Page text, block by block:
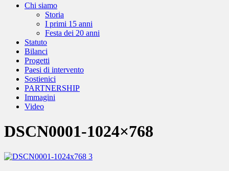
Menu
Chi siamo
Storia
I primi 15 anni
Festa dei 20 anni
Statuto
Bilanci
Progetti
Paesi di intervento
Sostienici
PARTNERSHIP
Immagini
Video
DSCN0001-1024×768